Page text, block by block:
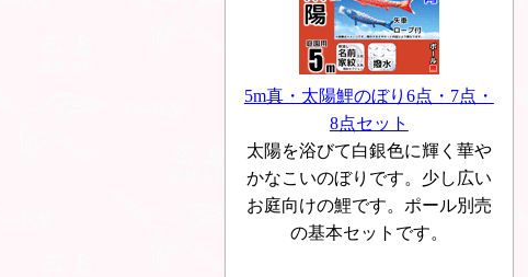
5m真・太陽鯉のぼり6点・7点・
8点セット
太陽を浴びて白銀色に輝く華や
かなこいのぼりです。少し広い
お庭向けの鯉です。ポール別売
の基本セットです。